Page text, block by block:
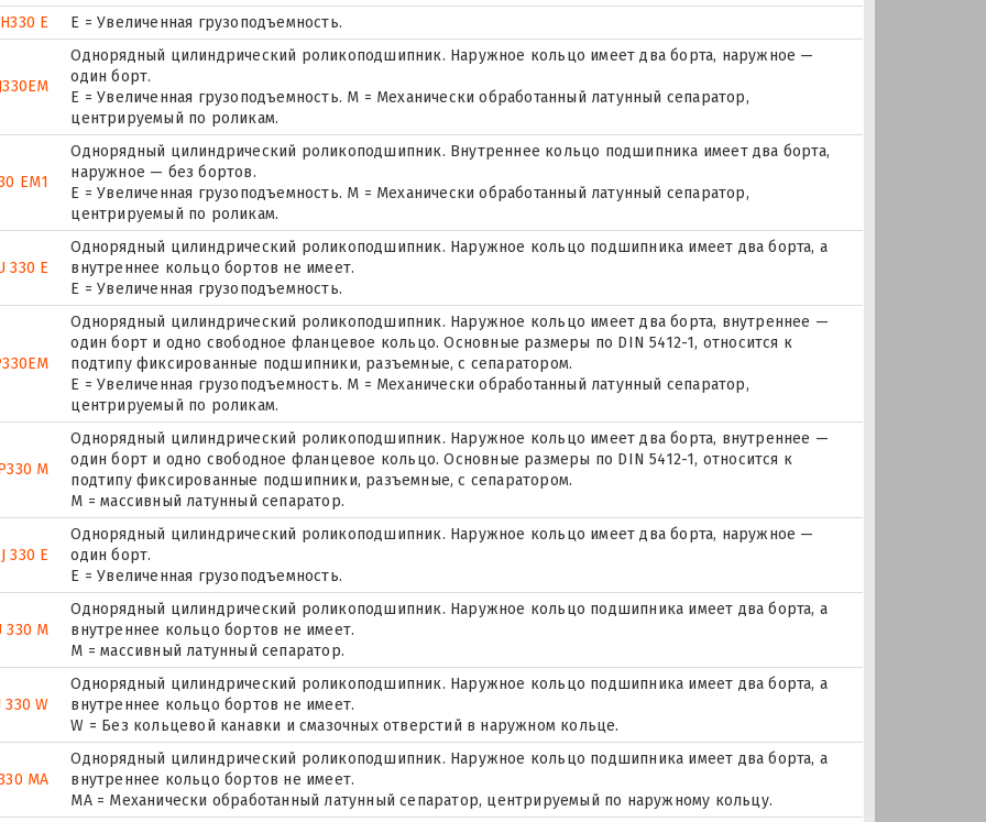
E
Е = Увеличенная грузоподъемность.
Однорядный цилиндрический роликоподшипник. Наружное кольцо имеет два борта, наружное —
один борт.
E = Увеличенная грузоподъемность. М = Механически обработанный латунный сепаратор,
центрируемый по роликам.
EM1
Однорядный цилиндрический роликоподшипник. Внутреннее кольцо подшипника имеет два борта,
наружное — без бортов.
E = Увеличенная грузоподъемность. М = Механически обработанный латунный сепаратор,
центрируемый по роликам.
330 E
Однорядный цилиндрический роликоподшипник. Наружное кольцо подшипника имеет два борта, а
внутреннее кольцо бортов не имеет.
Е = Увеличенная грузоподъемность.
Однорядный цилиндрический роликоподшипник. Наружное кольцо имеет два борта, внутреннее —
один борт и одно свободное фланцевое кольцо. Основные размеры по DIN 5412-1, относится к
подтипу фиксированные подшипники, разъемные, с сепаратором.
E = Увеличенная грузоподъемность. М = Механически обработанный латунный сепаратор,
центрируемый по роликам.
M
Однорядный цилиндрический роликоподшипник. Наружное кольцо имеет два борта, внутреннее —
один борт и одно свободное фланцевое кольцо. Основные размеры по DIN 5412-1, относится к
подтипу фиксированные подшипники, разъемные, с сепаратором.
M = массивный латунный сепаратор.
330 E
Однорядный цилиндрический роликоподшипник. Наружное кольцо имеет два борта, наружное —
один борт.
Е = Увеличенная грузоподъемность.
330 M
Однорядный цилиндрический роликоподшипник. Наружное кольцо подшипника имеет два борта, а
внутреннее кольцо бортов не имеет.
M = массивный латунный сепаратор.
330 W
Однорядный цилиндрический роликоподшипник. Наружное кольцо подшипника имеет два борта, а
внутреннее кольцо бортов не имеет.
W = Без кольцевой канавки и смазочных отверстий в наружном кольце.
MA
Однорядный цилиндрический роликоподшипник. Наружное кольцо подшипника имеет два борта, а
внутреннее кольцо бортов не имеет.
MA = Механически обработанный латунный сепаратор, центрируемый по наружному кольцу.